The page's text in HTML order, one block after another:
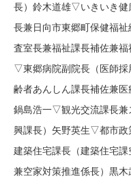
長）鈴木道雄▽いきいき健
長兼日向市東郷町保健福
査室長兼福祉課長補佐兼
▽東郷病院副院長（医師
齢者あんしん課長補佐兼医
鍋島浩一▽観光交流課長兼
興課長）矢野英生▽都市
建築住宅課長（建築住宅
兼空家対策推進係長）黒